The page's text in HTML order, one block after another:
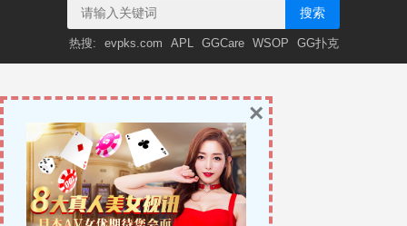
搜索
热搜: evpks.com APL GGCare WSOP GG扑克
×